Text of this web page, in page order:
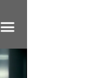
끀